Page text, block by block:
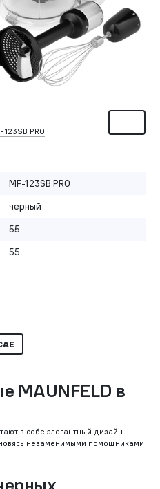
PRO
MF-123SB PRO
черный
55
55
MAUNFELD в
в себе элегантный дизайн
незаменимыми помощниками